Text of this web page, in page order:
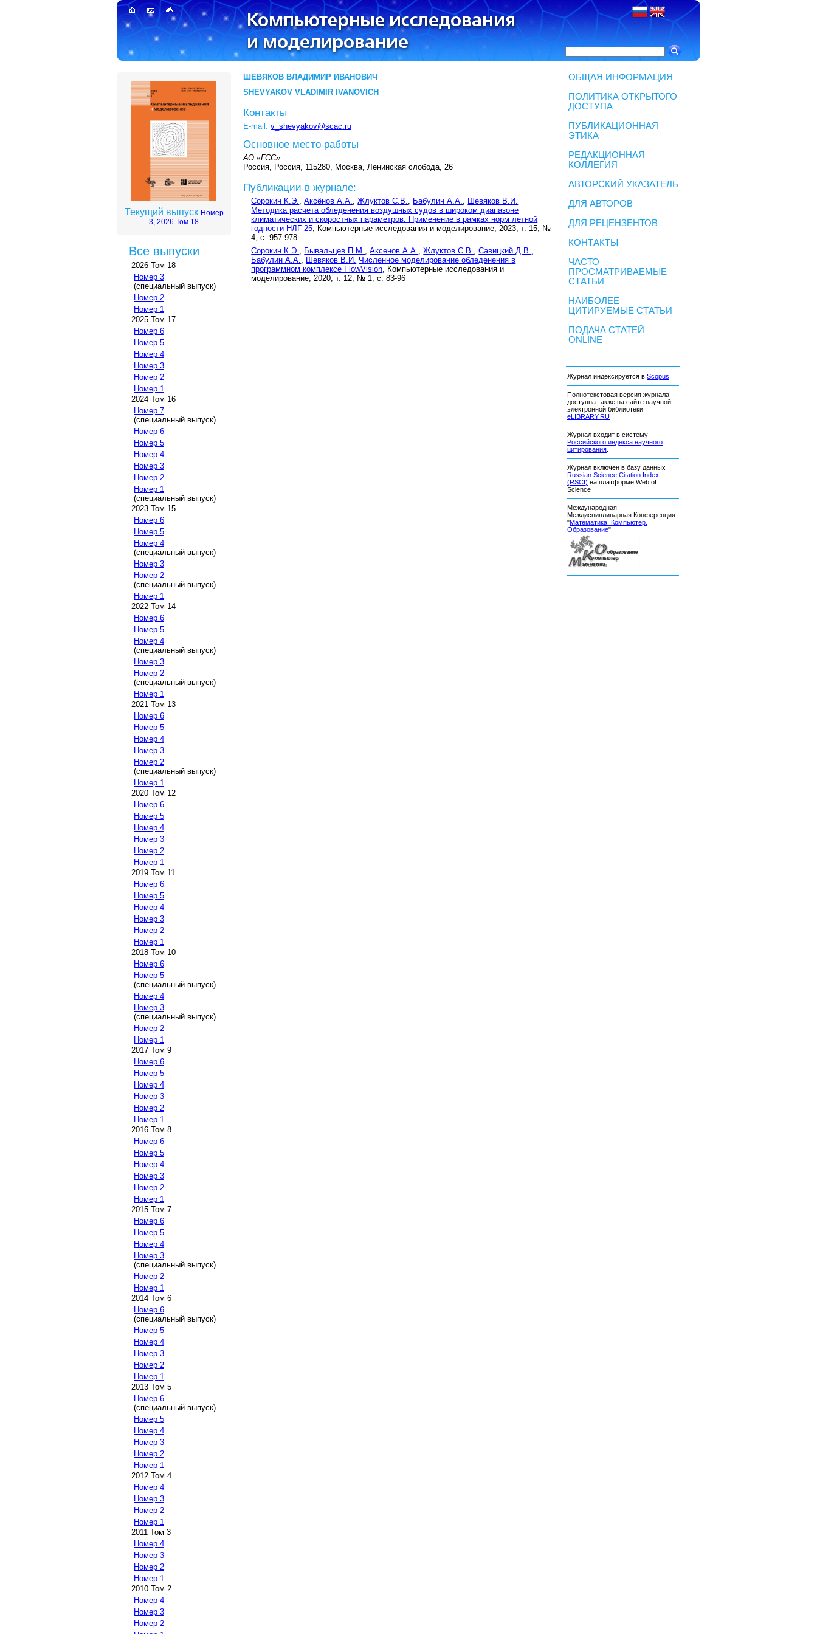
Текущий выпуск Номер
3, 2026 Том 18
Все выпуски
2026 Том 18
Номер 3
(специальный выпуск)
Номер 2
Номер 1
2025 Том 17
Номер 6
Номер 5
Номер 4
Номер 3
Номер 2
Номер 1
2024 Том 16
Номер 7
(специальный выпуск)
Номер 6
Номер 5
Номер 4
Номер 3
Номер 2
Номер 1
(специальный выпуск)
2023 Том 15
Номер 6
Номер 5
Номер 4
(специальный выпуск)
Номер 3
Номер 2
(специальный выпуск)
Номер 1
2022 Том 14
Номер 6
Номер 5
Номер 4
(специальный выпуск)
Номер 3
Номер 2
(специальный выпуск)
Номер 1
2021 Том 13
Номер 6
Номер 5
Номер 4
Номер 3
Номер 2
(специальный выпуск)
Номер 1
2020 Том 12
Номер 6
Номер 5
Номер 4
Номер 3
Номер 2
Номер 1
2019 Том 11
Номер 6
Номер 5
Номер 4
Номер 3
Номер 2
Номер 1
2018 Том 10
Номер 6
Номер 5
(специальный выпуск)
Номер 4
Номер 3
(специальный выпуск)
Номер 2
Номер 1
2017 Том 9
Номер 6
Номер 5
Номер 4
Номер 3
Номер 2
Номер 1
2016 Том 8
Номер 6
Номер 5
Номер 4
Номер 3
Номер 2
Номер 1
2015 Том 7
Номер 6
Номер 5
Номер 4
Номер 3
(специальный выпуск)
Номер 2
Номер 1
2014 Том 6
Номер 6
(специальный выпуск)
Номер 5
Номер 4
Номер 3
Номер 2
Номер 1
2013 Том 5
Номер 6
(специальный выпуск)
Номер 5
Номер 4
Номер 3
Номер 2
Номер 1
2012 Том 4
Номер 4
Номер 3
Номер 2
Номер 1
2011 Том 3
Номер 4
Номер 3
Номер 2
Номер 1
2010 Том 2
Номер 4
Номер 3
Номер 2
ШЕВЯКОВ ВЛАДИМИР ИВАНОВИЧ
SHEVYAKOV VLADIMIR IVANOVICH
Контакты
E-mail: v_shevyakov@scac.ru
Основное место работы
АО «ГСС»
Россия, Россия, 115280, Москва, Ленинская слобода, 26
Публикации в журнале:
Сорокин К.Э.,Аксёнов А.А.,Жлуктов С.В., Бабулин А.А., Шевяков В.И.
Методика расчета обледенения воздушных судов в широком диапазоне
климатических и скоростных параметров. Применение в рамках норм летной
годности НЛГ-25, Компьютерные исследования и моделирование, 2023, т. 15, №
4, с. 957-978
Сорокин К.Э.
Бывальцев П.М. ,Аксенов А.А. ,Жлуктов С.В. ,Савицкий Д.В.
Бабулин А.А.
Шевяков В.И.
Численное моделирование обледенения в
программном комплексе FlowVision , Компьютерные исследования и
моделирование, 2020, т. 12, № 1, с. 83-96
ОБЩАЯ ИНФОРМАЦИЯ
ПОЛИТИКА ОТКРЫТОГО
ДОСТУПА
ПУБЛИКАЦИОННАЯ
ЭТИКА
РЕДАКЦИОННАЯ
КОЛЛЕГИЯ
АВТОРСКИЙ УКАЗАТЕЛЬ
ДЛЯ АВТОРОВ
ДЛЯ РЕЦЕНЗЕНТОВ
КОНТАКТЫ
ЧАСТО
ПРОСМАТРИВАЕМЫЕ
СТАТЬИ
НАИБОЛЕЕ
ЦИТИРУЕМЫЕ СТАТЬИ
ПОДАЧА СТАТЕЙ
ONLINE
Журнал индексируется в Scopus
Полнотекстовая версия журнала
доступна также на сайте научной
электронной библиотеки
eLIBRARY.RU
Журнал входит в систему
Российского индекса научного
цитирования
Журнал включен в базу данных
Russian Science Citation Index
(RSCI) на платформе Web of
Science
Международная
Междисциплинарная Конференция
"Математика. Компьютер.
Образование"